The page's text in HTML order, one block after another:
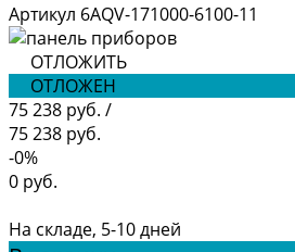
Артикул 6AQV-171000-6100-11
ОТЛОЖИТЬ
ОТЛОЖЕН
75 238 руб. /
75 238 руб.
-0%
0 руб.
На складе, 5-10 дней